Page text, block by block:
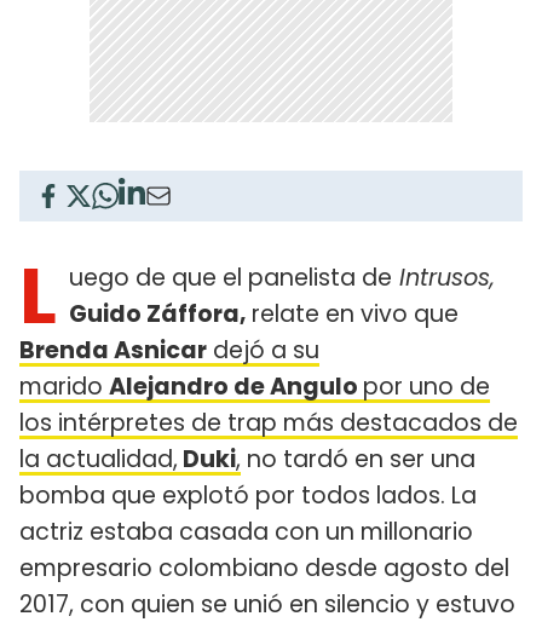
L uego de que el panelista de Intrusos,
Guido Záffora, relate en vivo que
Brenda Asnicar dejó a su
marido Alejandro de Angulo por uno de
los intérpretes de trap más destacados de
la actualidad, Duki, no tardó en ser una
bomba que explotó por todos lados. La
actriz estaba casada con un millonario
empresario colombiano desde agosto del
2017, con quien se unió en silencio y estuvo